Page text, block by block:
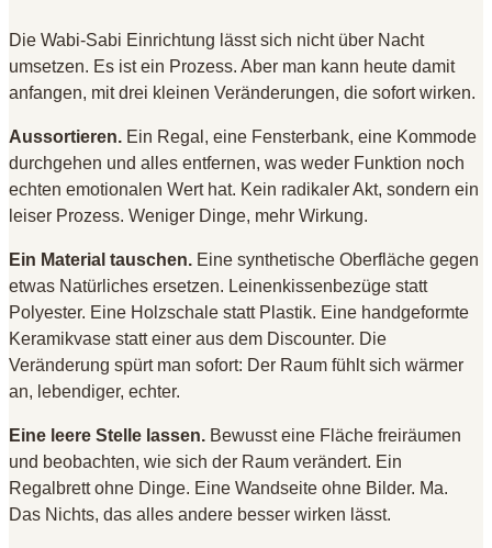
Die Wabi-Sabi Einrichtung lässt sich nicht über Nacht
umsetzen. Es ist ein Prozess. Aber man kann heute damit
anfangen, mit drei kleinen Veränderungen, die sofort wirken.
Aussortieren. Ein Regal, eine Fensterbank, eine Kommode
durchgehen und alles entfernen, was weder Funktion noch
echten emotionalen Wert hat. Kein radikaler Akt, sondern ein
leiser Prozess. Weniger Dinge, mehr Wirkung.
Ein Material tauschen. Eine synthetische Oberfläche gegen
etwas Natürliches ersetzen. Leinenkissenbezüge statt
Polyester. Eine Holzschale statt Plastik. Eine handgeformte
Keramikvase statt einer aus dem Discounter. Die
Veränderung spürt man sofort: Der Raum fühlt sich wärmer
an, lebendiger, echter.
Eine leere Stelle lassen. Bewusst eine Fläche freiräumen
und beobachten, wie sich der Raum verändert. Ein
Regalbrett ohne Dinge. Eine Wandseite ohne Bilder. Ma.
Das Nichts, das alles andere besser wirken lässt.